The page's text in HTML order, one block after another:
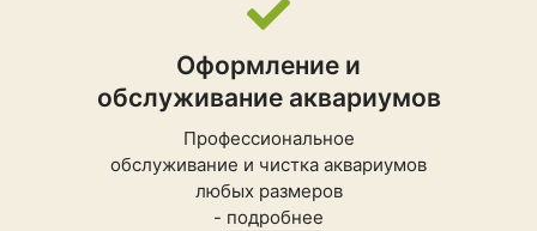
Оформление и
обслуживание аквариумов
Профессиональное
обслуживание и чистка аквариумов
любых размеров
- подробнее